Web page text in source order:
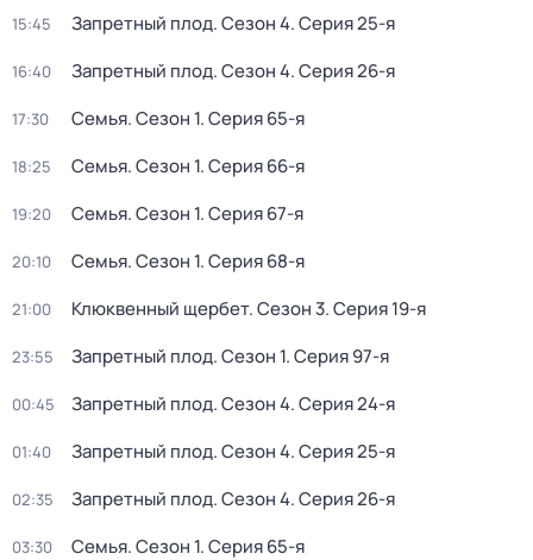
15:45 Запретный плод. Сезон 4. Серия 25-я
16:40 Запретный плод. Сезон 4. Серия 26-я
17:30 Семья. Сезон 1. Серия 65-я
18:25 Семья. Сезон 1. Серия 66-я
19:20 Семья. Сезон 1. Серия 67-я
20:10 Семья. Сезон 1. Серия 68-я
21:00 Клюквенный щербет. Сезон 3. Серия 19-я
23:55 Запретный плод. Сезон 1. Серия 97-я
00:45 Запретный плод. Сезон 4. Серия 24-я
01:40 Запретный плод. Сезон 4. Серия 25-я
02:35 Запретный плод. Сезон 4. Серия 26-я
03:30 Семья. Сезон 1. Серия 65-я